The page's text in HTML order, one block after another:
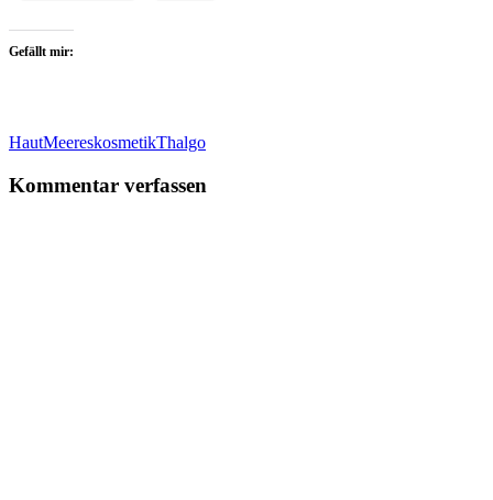
Gefällt mir:
HautMeereskosmetikThalgo
Kommentar verfassen